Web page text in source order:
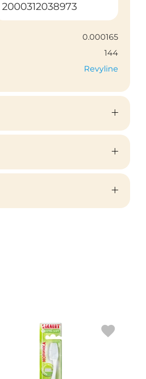
2000312038973
0.000165
144
Revyline